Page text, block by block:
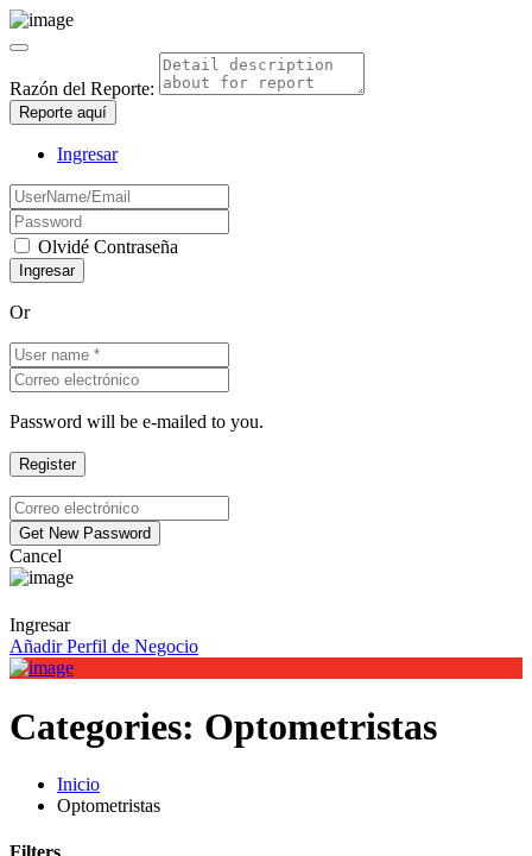
Razón del Reporte:
Reporte aquí
Ingresar
Olvidé Contraseña
Or
Password will be e-mailed to you.
Cancel
Ingresar
Añadir Perfil de Negocio
Categories: Optometristas
Inicio
Optometristas